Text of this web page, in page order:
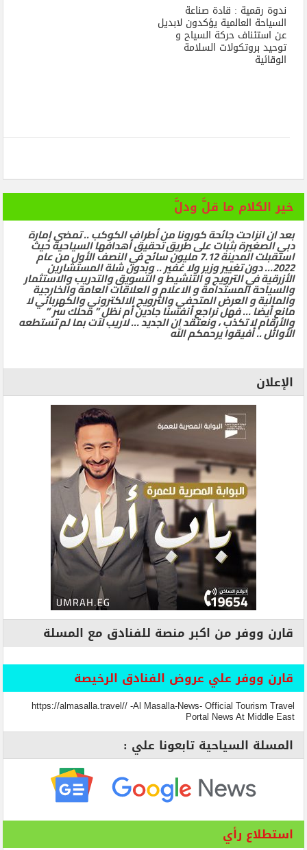
ندوة رقمية : قادة صناعة
السياحة العالمية يؤكدون لابديل
عن استئناف حركة السياح و
توحيد بروتكولات السلامة
الوقائية
خير الكلام ما قلَّ ودلَّ
بعد ان انزاحت جائحة كورونا من أطراف الكوكب .. تمضي إمارة
دبي الصغيرة بثبات على طريق تحقيق أهدافها السياحية حيث
استقبلت المدينة 7.12 مليون سائح في النصف الأول من عام
2022… دون تغيير وزير ولا غفير .. وبدون شلة المستشارين
الأزرقية في الترويج و التنشيط و التسويق والتدريب والاستثمار
والسياحة المستدامة و الاعلام و العلاقات العامة والخارجية
والمالية و العرض المتحفي والترويج الالكتروني والكهربائي لا
مانع أيضا … فهل نراجع أنفسنا جادين أم نظل ” محلك سر ”
والأرقام لا تكذب ، ونعتقد ان الجديد … لاريب لآت بما لم تستطعه
الأوائل .. أفيقوا يرحمكم الله
الإعلان
قارن ووفر من اكبر منصة للفنادق مع المسلة
قارن ووفر علي عروض الفنادق الرخيصة
https://almasalla.travel// -Al Masalla-News- Official Tourism Travel
Portal News At Middle East
المسلة السياحية تابعونا علي :
استطلاع رأي